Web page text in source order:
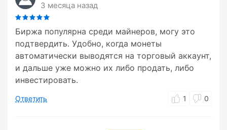
3 месяца назад
Биржа популярна среди майнеров, могу это
подтвердить. Удобно, когда монеты
автоматически выводятся на торговый аккаунт,
и дальше уже можно их либо продать, либо
инвестировать.
Ответить 1 0